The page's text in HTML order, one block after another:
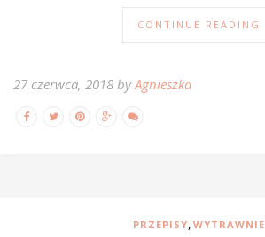
CONTINUE READING
27 czerwca, 2018 byAgnieszka
PRZEPISY, WYTRAWNIE